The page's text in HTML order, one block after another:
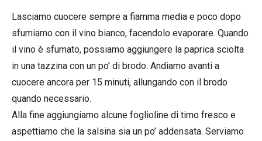
Lasciamo cuocere sempre a fiamma media e poco dopo
sfumiamo con il vino bianco, facendolo evaporare. Quando
il vino è sfumato, possiamo aggiungere la paprica sciolta
in una tazzina con un po’ di brodo. Andiamo avanti a
cuocere ancora per 15 minuti, allungando con il brodo
quando necessario.
Alla fine aggiungiamo alcune foglioline di timo fresco e
aspettiamo che la salsina sia un po’ addensata. Serviamo